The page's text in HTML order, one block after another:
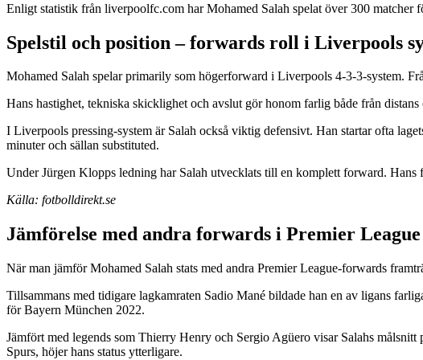
Enligt statistik från liverpoolfc.com har Mohamed Salah spelat över 300
Spelstil och position – forwards roll i Liverpools
Mohamed Salah spelar primarily som högerforward i Liverpools 4-3-3-system.
Hans hastighet, tekniska skicklighet och avslut gör honom farlig både från
I Liverpools pressing-system är Salah också viktig defensivt. Han startar ofta
minuter och sällan substituted.
Under Jürgen Klopps ledning har Salah utvecklats till en komplett forward.
Källa: fotbolldirekt.se
Jämförelse med andra forwards i Premier League
När man jämför Mohamed Salah stats med andra Premier League-forwards
Tillsammans med tidigare lagkamraten Sadio Mané bildade han en av ligans
för Bayern München 2022.
Jämfört med legends som Thierry Henry och Sergio Agüero visar Salahs
Spurs, höjer hans status ytterligare.